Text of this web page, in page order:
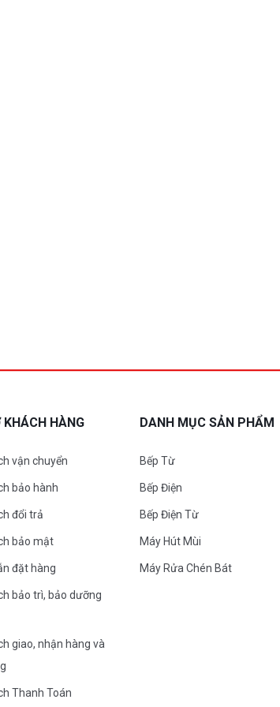
KHÁCH HÀNG
vận chuyển
bảo hành
đổi trả
bảo mật
đặt hàng
bảo trì, bảo dưỡng
giao, nhận hàng và
Thanh Toán
DANH MỤC SẢN PHẨM
Bếp Từ
Bếp Điện
Bếp Điện Từ
Máy Hút Mùi
Máy Rửa Chén Bát